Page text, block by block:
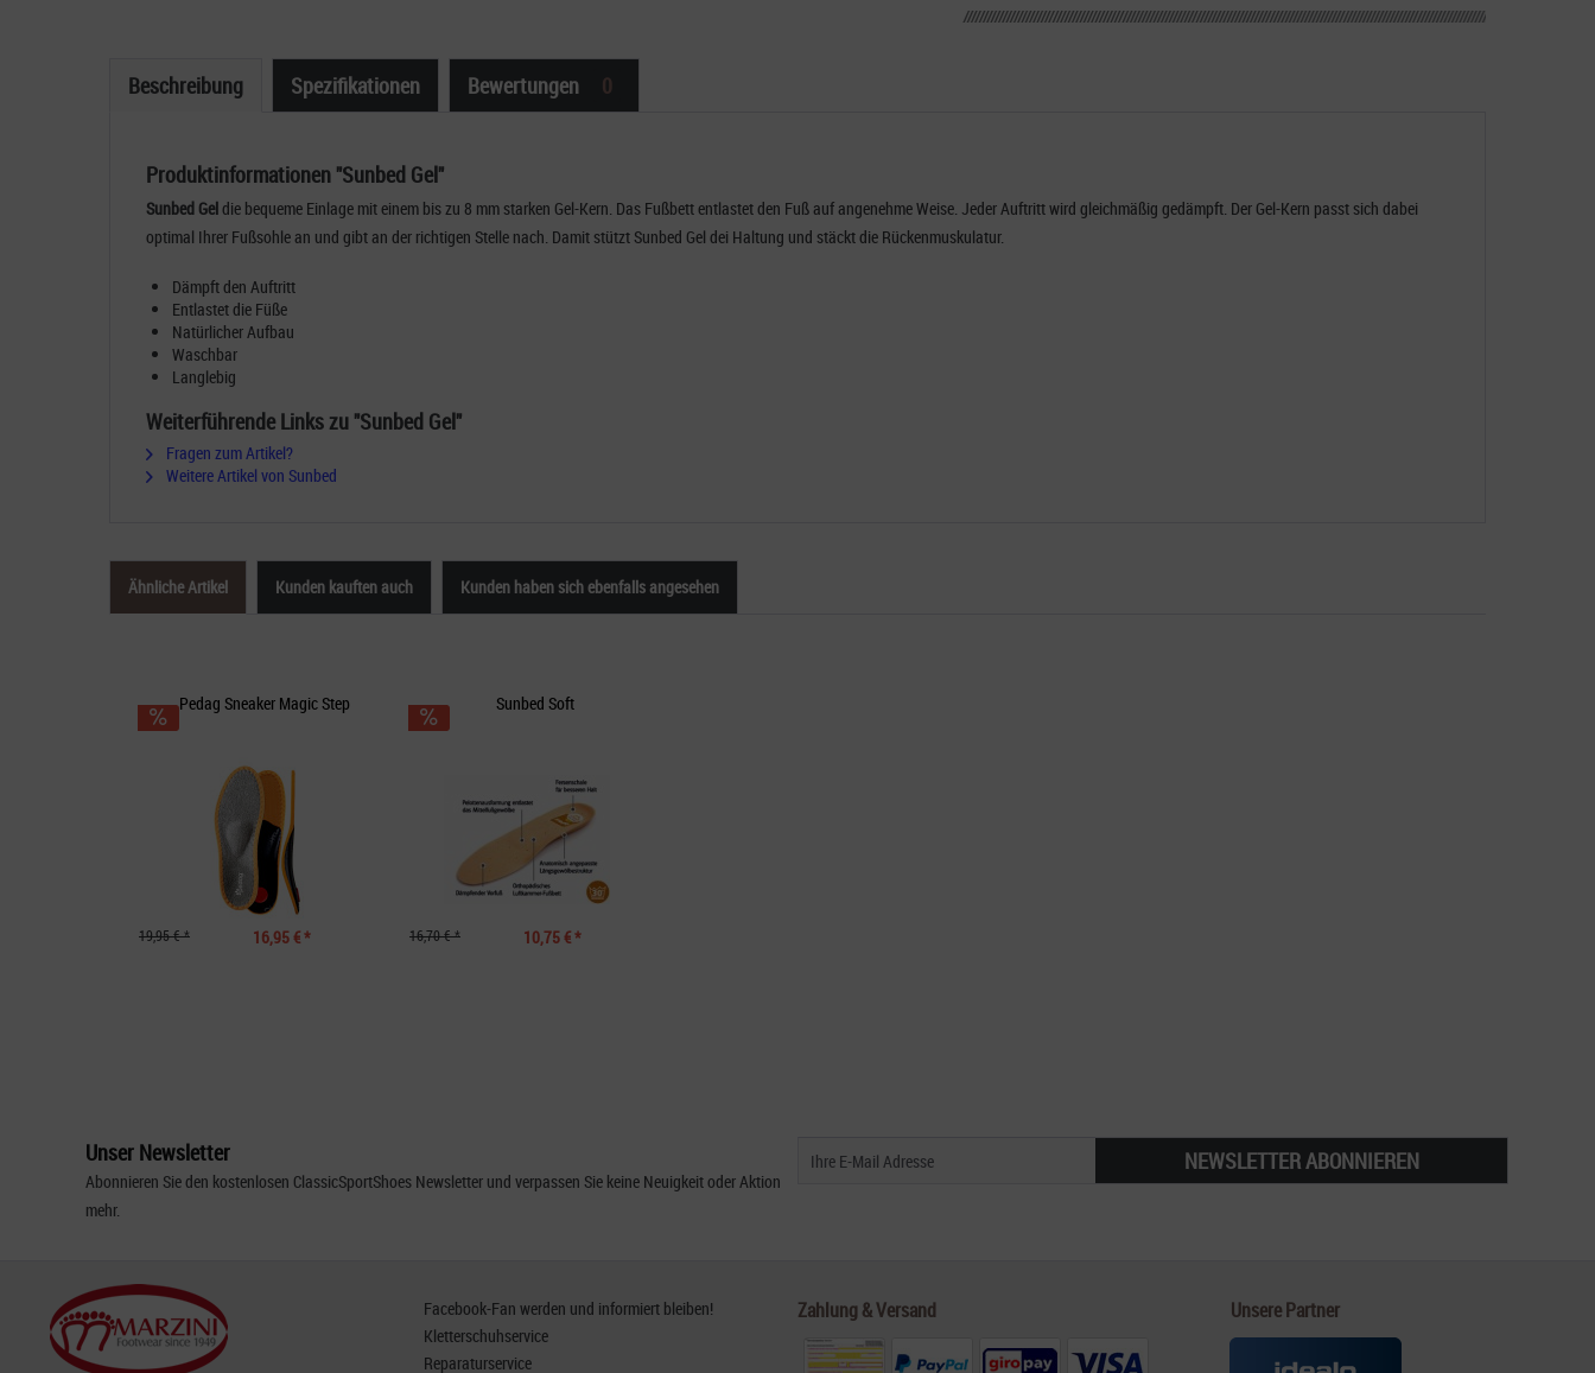
Beschreibung Spezifikationen Bewertungen 0
Produktinformationen "Sunbed Gel"
Sunbed Geldie bequeme Einlage mit einem bis zu 8 mm starken Gel-Kern. Das Fußbett entlastet den Fuß auf angenehme Weise. Jeder Auftritt wird gleichmäßig gedämpft. Der Gel-Kern passt sich dabei
optimal Ihrer Fußsohle an und gibt an der richtigen Stelle nach. Damit stützt Sunbed Gel dei Haltung und stäckt die Rückenmuskulatur.
Dämpft den Auftritt
Entlastet die Füße
Natürlicher Aufbau
Waschbar
Langlebig
Weiterführende Links zu "Sunbed Gel"
Fragen zum Artikel?
Weitere Artikel von Sunbed
Ähnliche Artikel Kunden kauften auch Kunden haben sich ebenfalls angesehen
16,95 € *
19,95 € *
Pedag Sneaker Magic Step
10,75 € *
16,70 € *
Sunbed Soft
Unser Newsletter
Abonnieren Sie den kostenlosen ClassicSportShoes Newsletter und verpassen Sie keine Neuigkeit oder Aktion
mehr.
NEWSLETTER ABONNIEREN
Facebook-Fan werden und informiert bleiben!
Kletterschuhservice
Reparaturservice
Zahlung & Versand Unsere Partner